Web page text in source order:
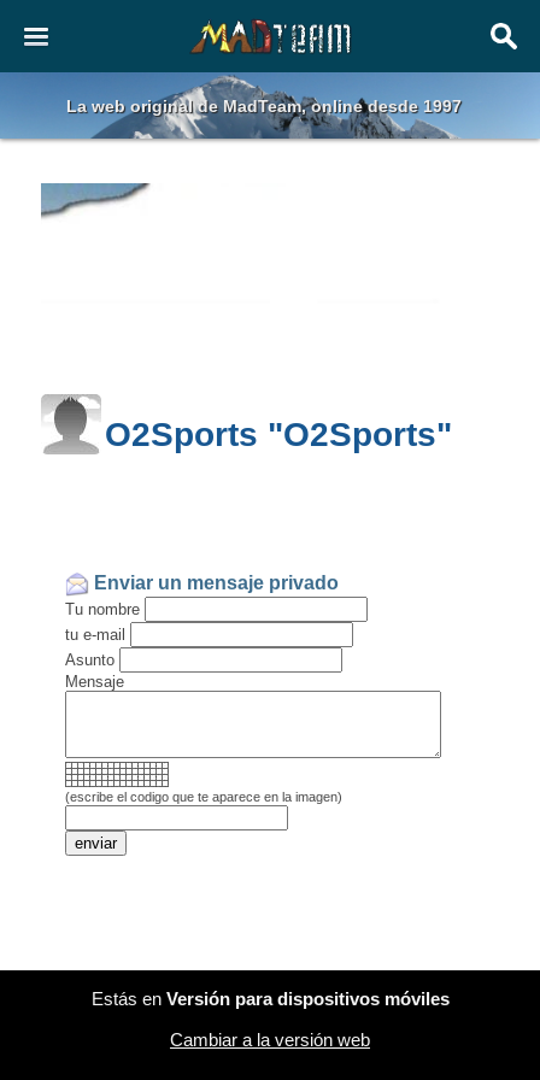
La web original de MadTeam, online desde 1997
O2Sports "O2Sports"
Enviar un mensaje privado
Tu nombre
tu e-mail
Asunto
Mensaje
(escribe el codigo que te aparece en la imagen)
Estás en Versión para dispositivos móviles
Cambiar a la versión web